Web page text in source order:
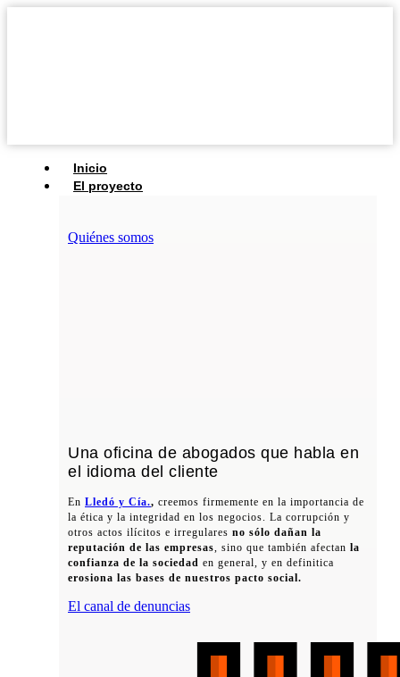
Inicio
El proyecto
Quiénes somos
Una oficina de abogados que habla en
el idioma del cliente
En Lledó y Cía., creemos firmemente en la importancia de
la ética y la integridad en los negocios. La corrupción y
otros actos ilícitos e irregulares no sólo dañan la
reputación de las empresas, sino que también afectan la
confianza de la sociedad en general, y en definitica
erosiona las bases de nuestros pacto social.
El canal de denuncias